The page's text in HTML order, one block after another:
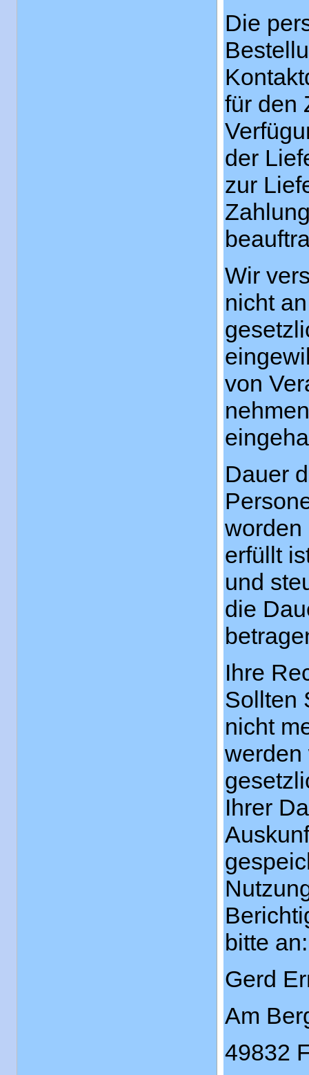
Die
für den
der
zur
Wir
nicht
von
Dauer
worden
erfüllt
und
die
Ihre
Sollten
nicht
werden
Ihrer
bitte an:
Gerd
Am
49832